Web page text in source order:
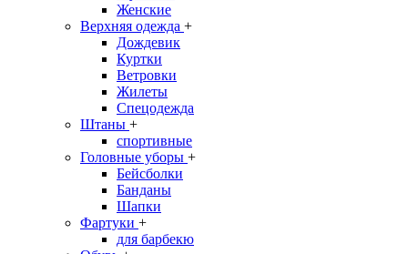
Женские
Верхняя одежда +
Дождевик
Куртки
Ветровки
Жилеты
Спецодежда
Штаны +
спортивные
Головные уборы +
Бейсболки
Банданы
Шапки
Фартуки +
для барбекю